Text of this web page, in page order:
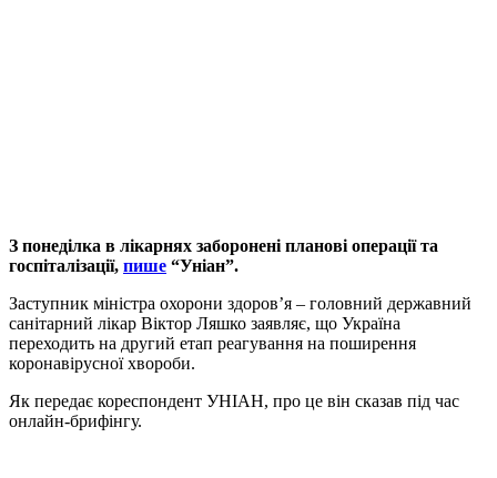
З понеділка в лікарнях заборонені планові операції та
госпіталізації, пише “Уніан”.
Заступник міністра охорони здоров’я – головний державний
санітарний лікар Віктор Ляшко заявляє, що Україна
переходить на другий етап реагування на поширення
коронавірусної хвороби.
Як передає кореспондент УНІАН, про це він сказав під час
онлайн-брифінгу.